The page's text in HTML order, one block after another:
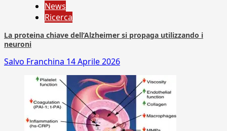
News
Ricerca
La proteina chiave dell’Alzheimer si propaga utilizzando i
neuroni
Salvo Franchina 14 Aprile 2026